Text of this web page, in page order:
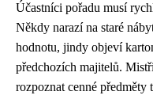
Účastníci pořadu musí
Někdy narazí na staré
hodnotu, jindy objeví
předchozích majitelů.
rozpoznat cenné předměty